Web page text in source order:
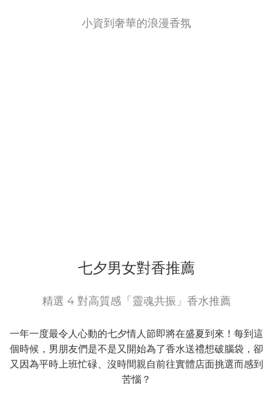
小資到奢華的浪漫香氛
七夕男女對香推薦
精選 4 對高質感「靈魂共振」香水推薦
一年一度最令人心動的七夕情人節即將在盛夏到來！每到這
個時候，男朋友們是不是又開始為了香水送禮想破腦袋，卻
又因為平時上班忙碌、沒時間親自前往實體店面挑選而感到
苦惱？